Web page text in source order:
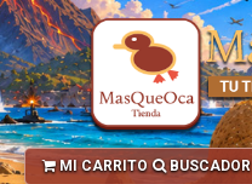
MI CARRITO BUSCADOR